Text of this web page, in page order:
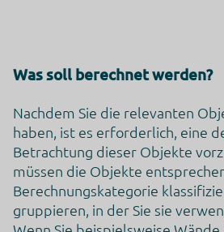
Was soll berechnet werden?
Nachdem Sie die relevanten
haben, ist es erforderlich, eine
Betrachtung dieser Objekte
müssen die Objekte
Berechnungskategorie
gruppieren, in der Sie sie